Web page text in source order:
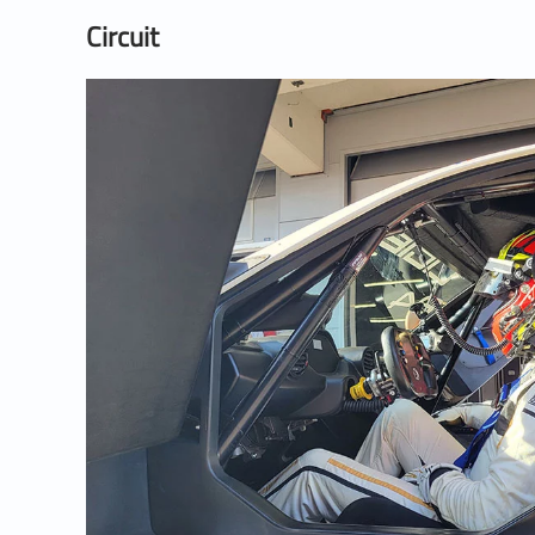
Circuit